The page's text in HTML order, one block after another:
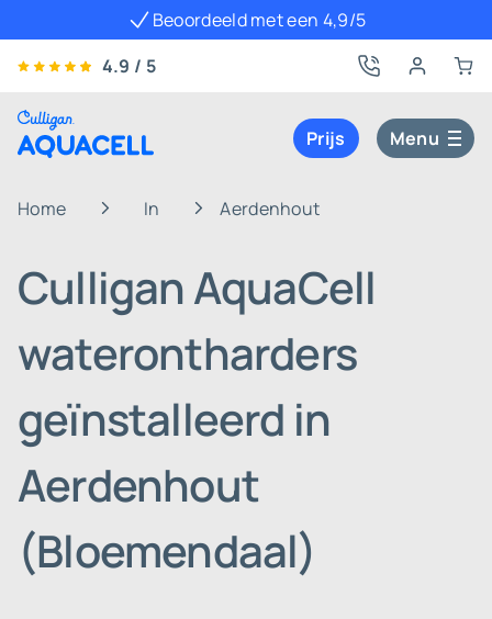
Beoordeeld met een 4,9/5
4.9 / 5
Prijs Menu
Home In Aerdenhout
Culligan AquaCell
waterontharders
geïnstalleerd in
Aerdenhout
(Bloemendaal)